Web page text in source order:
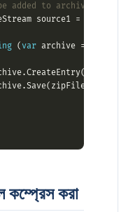
added to archive
source1 =
(var archive =
কম্প্রেস করা